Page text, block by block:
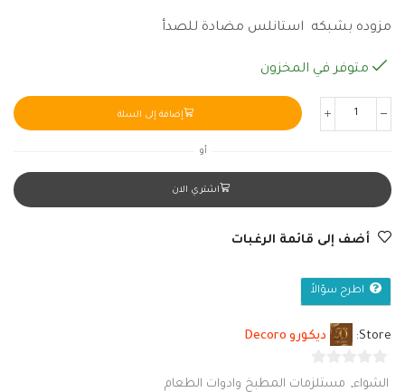
مزوده بشبكه استانلس مضادة للصدأ
متوفر في المخزون
إضافة إلى السلة
أو
اشتري الان
أضف إلى قائمة الرغبات
اطرح سؤالاً
Store: ديكورو Decoro
الشواء, مستلزمات المطبخ وادوات الطعام